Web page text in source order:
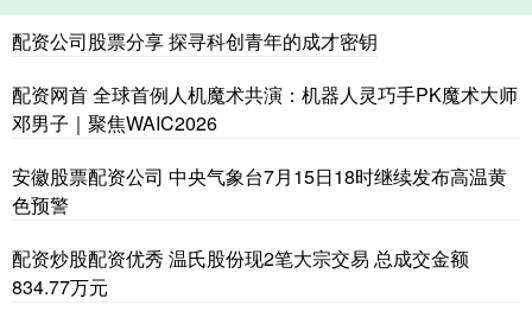
配资公司股票分享 探寻科创青年的成才密钥
配资网首 全球首例人机魔术共演：机器人灵巧手PK魔术大师
邓男子｜聚焦WAIC2026
安徽股票配资公司 中央气象台7月15日18时继续发布高温黄
色预警
配资炒股配资优秀 温氏股份现2笔大宗交易 总成交金额
834.77万元